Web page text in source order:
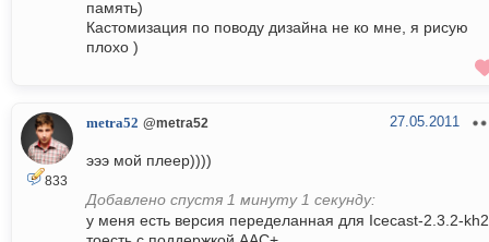
память)
Кастомизация по поводу дизайна не ко мне, я рисую
плохо )
833
metra52 @metra52 27.05.2011
эээ мой плеер))))
Добавлено спустя 1 минуту 1 секунду:
у меня есть версия переделанная для Icecast-2.3.2-